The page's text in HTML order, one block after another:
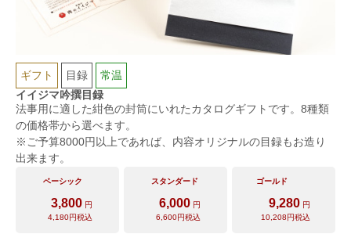
ギフト 目録
常温
イイジマ吟撰目録
法事用に適した紺色の封筒にいれたカタログギフトです。8種類
の価格帯から選べます。
※ご予算8000円以上であれば、内容オリジナルの目録もお造り
出来ます。
ベーシック
3,800 円
4,180円税込
スタンダード
6,000 円
6,600円税込
ゴールド
9,280 円
10,208円税込